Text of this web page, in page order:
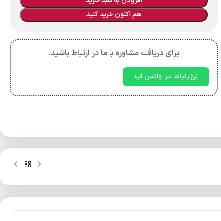
هم اکنون خرید کنید
برای دریافت مشاوره با ما در ارتباط باشید.
ارتباط در واتس اپ